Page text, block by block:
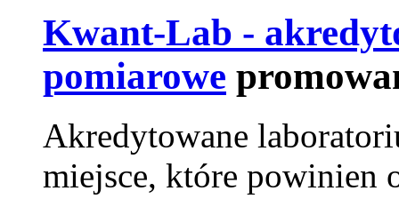
Kwant-Lab -
pomiarowe
Akredytowane
miejsce, które powinien